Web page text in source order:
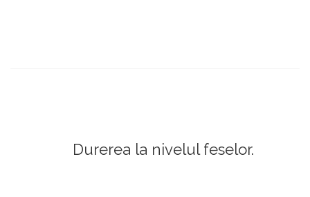
Durerea la nivelul feselor.